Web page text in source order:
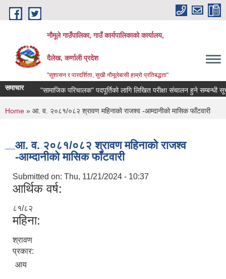
Skip to main content
नौमूले गाउँपालिका, गाउँ कार्यपालिकाको कार्यालय,
दैलेख, कर्णाली प्रदेश
"सुशासन र पारदर्शिता, सुखी नौमूलेबासी हाम्रो प्रतिबद्धता"
समाचार"सामाजिक परिचालक" पदपूर्तिको लागि लिखित परीक्षा संचालन हुने सम्बन्धी सूचना !!
You are here
Home » आ. व. २०८१/०८२ श्रावण महिनाको राजश्व -आम्दानीको मासिक फाँटवारी
आ. व. २०८१/०८२ श्रावण महिनाको राजश्व
-आम्दानीको मासिक फाँटवारी
Submitted on: Thu, 11/21/2024 - 10:37
आर्थिक वर्ष:
८१/८२
महिना:
श्रावण
प्रकार:
आय